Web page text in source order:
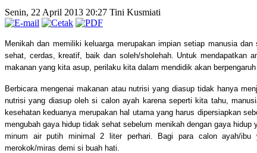
Senin, 22 April 2013 20:27 Tini Kusmiati
Menikah dan memiliki keluarga merupakan impian setiap manusia
sehat, cerdas, kreatif, baik dan soleh/sholehah. Untuk mendapatkan
makanan yang kita asup, perilaku kita dalam mendidik akan
Berbicara mengenai makanan atau nutrisi yang diasup tidak hanya
nutrisi yang diasup oleh si calon ayah karena seperti kita tahu,
kesehatan keduanya merupakan hal utama yang harus dipersiapkan
mengubah gaya hidup tidak sehat sebelum menikah dengan gaya
minum air putih minimal 2 liter perhari. Bagi para calon ayah/ibu
merokok/miras demi si buah hati.